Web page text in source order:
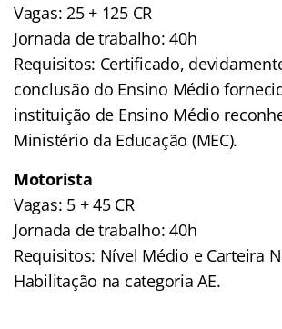
Vagas: 25 + 125 CR
Jornada de trabalho: 40h
Requisitos: Certificado,
conclusão do Ensino Médio
instituição de Ensino Médio
Ministério da Educação (MEC).
Motorista
Vagas: 5 + 45 CR
Jornada de trabalho: 40h
Requisitos: Nível Médio e Carteira
Habilitação na categoria AE.